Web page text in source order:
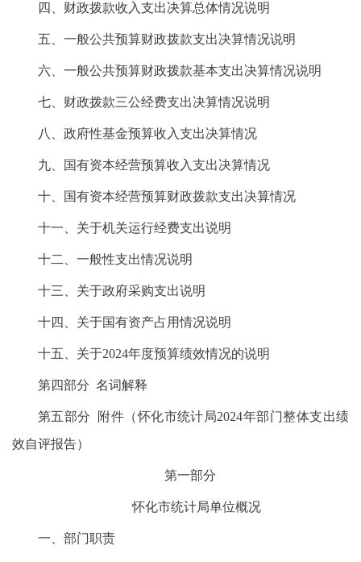
四、财政拨款收入支出决算总体情况说明
五、一般公共预算财政拨款支出决算情况说明
六、一般公共预算财政拨款基本支出决算情况说明
七、财政拨款三公经费支出决算情况说明
八、政府性基金预算收入支出决算情况
九、国有资本经营预算收入支出决算情况
十、国有资本经营预算财政拨款支出决算情况
十一、关于机关运行经费支出说明
十二、一般性支出情况说明
十三、关于政府采购支出说明
十四、关于国有资产占用情况说明
十五、关于2024年度预算绩效情况的说明
第四部分 名词解释
第五部分 附件（怀化市统计局2024年部门整体支出绩
效自评报告）
第一部分
怀化市统计局单位概况
一、部门职责